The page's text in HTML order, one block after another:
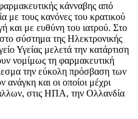
κάνναβης από
με τους κανόνες του κρατικού
και με ευθύνη του ιατρού. Στο
σύστημα της Ηλεκτρονικής
Υγείας μελετά την κατάρτιση
νομίμως τη φαρμακευτική
την εύκολη πρόσβαση των
και οι οποίοι μέχρι
στις ΗΠΑ, την Ολλανδία